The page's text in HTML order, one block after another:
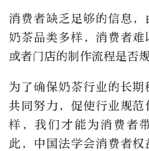
消费者缺乏足够的信息，
奶茶品类多样，消费者
或者门店的制作流程是否规
为了确保奶茶行业的长
共同努力，促使行业规
样，我们才能为消费者
此，中国法学会消费者